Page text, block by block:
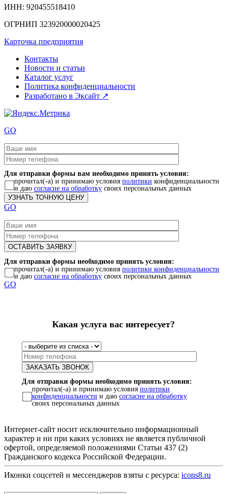
ИНН: 920455518410
ОГРНИП 323920000020425
Карточка предприятия
Контакты
Новости и статьи
Каталог услуг
Политика конфиденциальности
Разработано в Эксайт ↗
GO
Для отправки формы вам необходимо принять условия:
прочитал(-а) и принимаю условия политики конфиденциальности
и даю согласие на обработку своих персональных данных
GO
Для отправки формы необходимо принять условия:
прочитал(-а) и принимаю условия политики конфиденциальности
и даю согласие на обработку своих персональных данных
GO
Какая услуга вас интересует?
Для отправки формы необходимо принять условия:
прочитал(-а) и принимаю условия политики
конфиденциальности и даю согласие на обработку
своих персональных данных
Интернет-сайт носит исключительно информационный
характер и ни при каких условиях не является публичной
офертой, определяемой положениями Статьи 437 (2)
Гражданского кодекса Российской Федерации.
Иконки соцсетей и мессенджеров взяты с ресурса: icons8.ru